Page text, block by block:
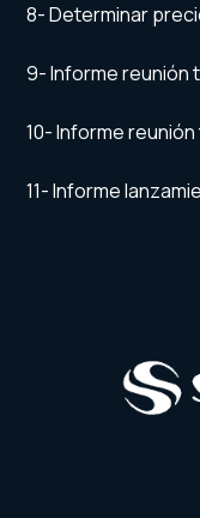
8- Determinar
9- Informe reunión
10- Informe
11- Informe